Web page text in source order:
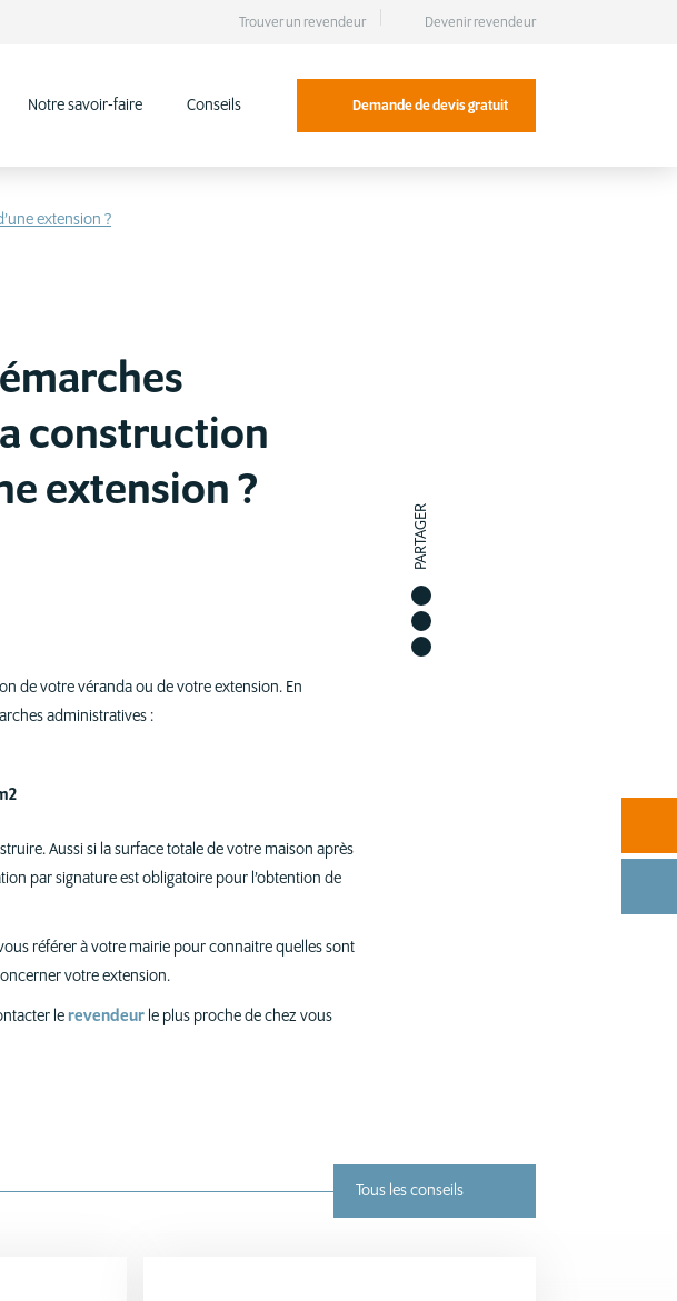
Trouver un revendeur Devenir revendeur
Notre savoir-faire Conseils Demande de devis gratuit
extension ?
construction
extension ?
PARTAGER
de votre véranda ou de votre extension. En
administratives :
Aussi si la surface totale de votre maison après
par signature est obligatoire pour l’obtention de
référer à votre mairie pour connaitre quelles sont
votre extension.
lerevendeur le plus proche de chez vous
Tous les conseils